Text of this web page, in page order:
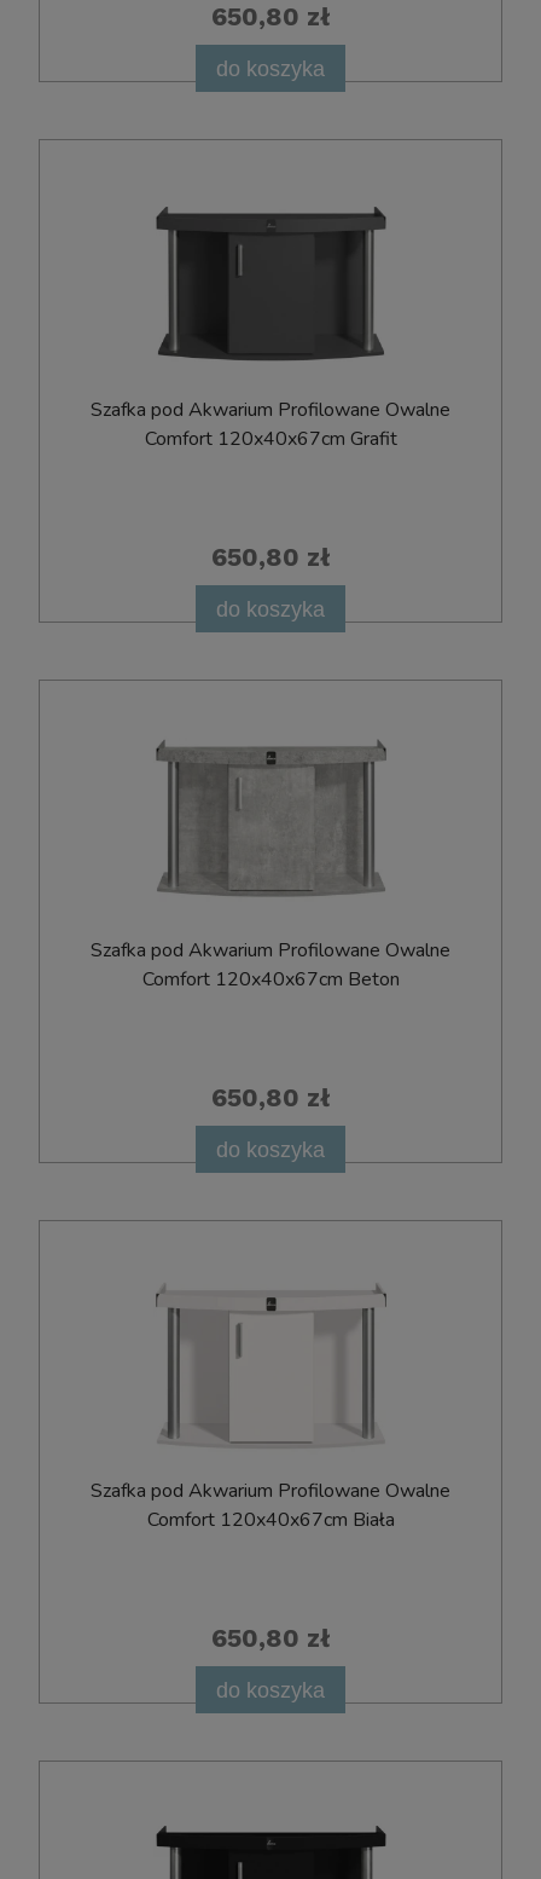
650,80 zł
do koszyka
Szafka pod Akwarium Profilowane Owalne
Comfort 120x40x67cm Grafit
650,80 zł
do koszyka
Szafka pod Akwarium Profilowane Owalne
Comfort 120x40x67cm Beton
650,80 zł
do koszyka
Szafka pod Akwarium Profilowane Owalne
Comfort 120x40x67cm Biała
650,80 zł
do koszyka